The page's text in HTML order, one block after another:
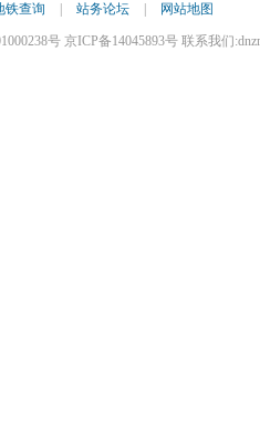
铁查询 站务论坛 网站地图
号 京ICP备14045893号 联系我们